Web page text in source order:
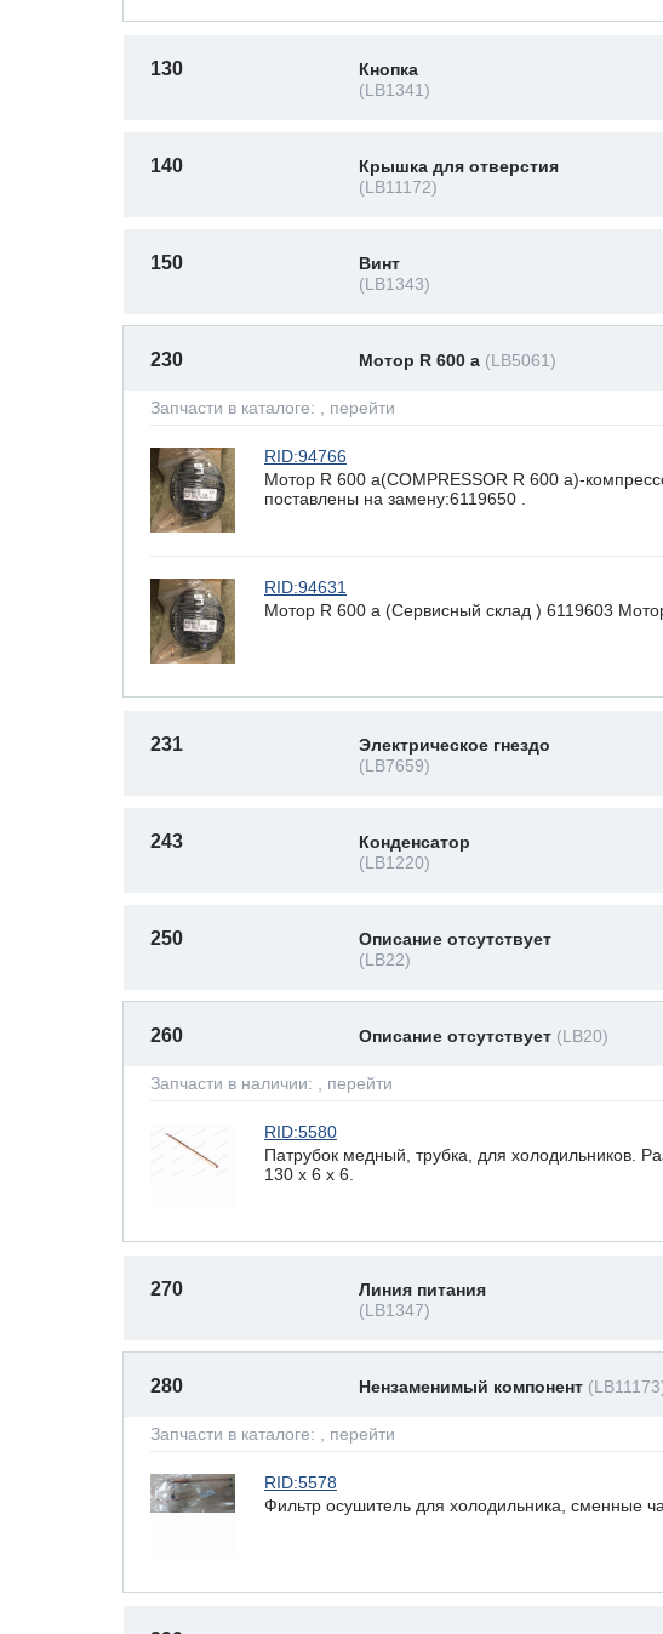
130
Кнопка
(LB1341)
140
Крышка для отверстия
(LB11172)
150
Винт
(LB1343)
230 Мотор R 600 a (LB5061)
Запчасти в каталоге: , перейти
RID:94766
Мотор R 600 a(COMPRESSOR R 600 a)-
поставлены на замену:6119650 .
RID:94631
Мотор R 600 a (Сервисный склад ) 6119603
231
Электрическое гнездо
(LB7659)
243
Конденсатор
(LB1220)
250
Описание отсутствует
(LB22)
260 Описание отсутствует (LB20)
Запчасти в наличии: , перейти
RID:5580
Патрубок медный, трубка, для холодильников.
130 x 6 х 6.
270
Линия питания
(LB1347)
280 Нензаменимый компонент
Запчасти в каталоге: , перейти
RID:5578
Фильтр осушитель для холодильника, сменные